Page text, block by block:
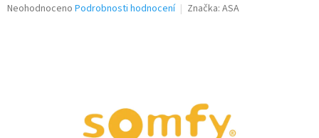
Průměrné
Neohodnoceno Podrobnosti hodnocení Značka: ASA